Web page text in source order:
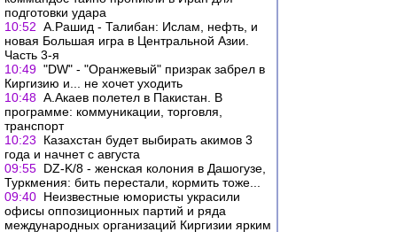
подготовки удара
10:52 А.Рашид - Талибан: Ислам, нефть, и
новая Большая игра в Центральной Азии.
Часть 3-я
10:49 "DW" - "Оранжевый" призрак забрел в
Киргизию и... не хочет уходить
10:48 А.Акаев полетел в Пакистан. В
программе: коммуникации, торговля,
транспорт
10:23
Казахстан будет выбирать акимов 3
года и начнет с августа
09:55 DZ-K/8 - женская колония в Дашогузе,
Туркмения: бить перестали, кормить тоже...
09:40 Неизвестные юмористы украсили
офисы оппозиционных партий и ряда
международных организаций Киргизии ярким